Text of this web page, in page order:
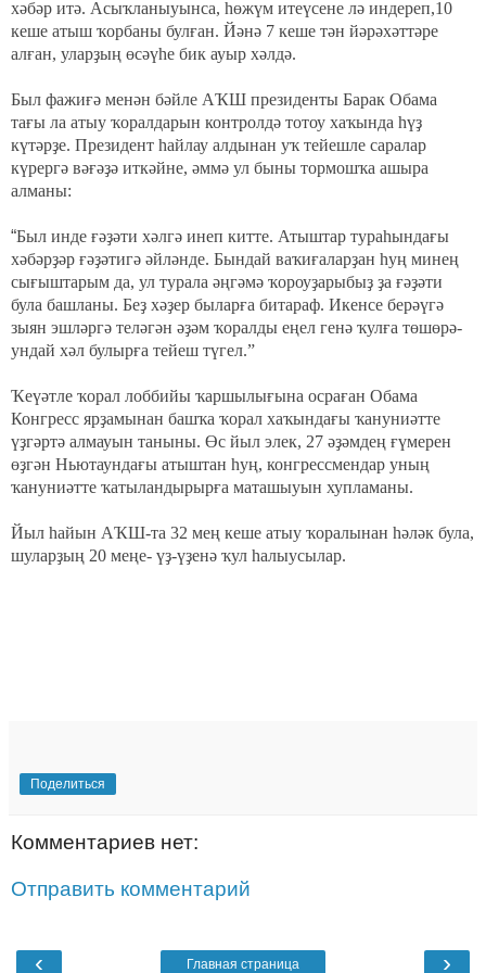
хәбәр итә. Асыҡланыуынса, һөжүм итеүсене лә индереп,10
кеше атыш ҡорбаны булған. Йәнә 7 кеше тән йәрәхәттәре
алған, уларҙың өсәүһе бик ауыр хәлдә.
Был фажиғә менән бәйле АҠШ президенты Барак Обама
тағы ла атыу ҡоралдарын контролдә тотоу хаҡында һүҙ
күтәрҙе. Президент һайлау алдынан уҡ тейешле саралар
күрергә вәғәҙә иткәйне, әммә ул быны тормошҡа ашыра
алманы:
“Был инде ғәҙәти хәлгә инеп китте. Атыштар тураһындағы
хәбәрҙәр ғәҙәтигә әйләнде. Бындай ваҡиғаларҙан һуң минең
сығыштарым да, ул турала әңгәмә ҡороуҙарыбыҙ ҙа ғәҙәти
була башланы. Беҙ хәҙер быларға битараф. Икенсе берәүгә
зыян эшләргә теләгән әҙәм ҡоралды еңел генә ҡулға төшөрә-
ундай хәл булырға тейеш түгел.”
Ҡеүәтле ҡорал лоббийы ҡаршылығына осраған Обама
Конгресс ярҙамынан башҡа ҡорал хаҡындағы ҡануниәтте
үҙгәртә алмауын таныны. Өс йыл элек, 27 әҙәмдең ғүмерен
өҙгән Ньютаундағы атыштан һуң, конгрессмендар уның
ҡануниәтте ҡатыландырырға маташыуын хупламаны.
Йыл һайын АҠШ-та 32 мең кеше атыу ҡоралынан һәләк була,
шуларҙың 20 меңе- үҙ-үҙенә ҡул һалыусылар.
Поделиться
Комментариев нет:
Отправить комментарий
‹ ›
Главная страница